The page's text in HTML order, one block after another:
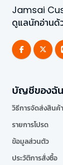
Jamsai
ดูแลนักอ่านด้
บัญชีของฉัน
วิธีการจัดส่งสินค้า
รายการโปรด
ข้อมูลส่วนตัว
ประวัติการสั่งซื้อ